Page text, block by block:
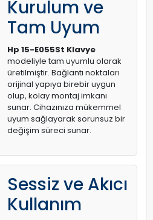
Kurulum ve
Tam Uyum
Hp 15-E055St Klavye
modeliyle tam uyumlu olarak
üretilmiştir. Bağlantı noktaları
orijinal yapıya birebir uygun
olup, kolay montaj imkanı
sunar. Cihazınıza mükemmel
uyum sağlayarak sorunsuz bir
değişim süreci sunar.
Sessiz ve Akıcı
Kullanım